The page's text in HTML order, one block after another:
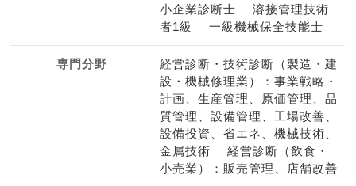
小企業診断士 溶接管理技術
者1級 一級機械保全技能士
専門分野
経営診断・技術診断（製造・建
設・機械修理業）：事業戦略・
計画、生産管理、原価管理、品
質管理、設備管理、工場改善、
設備投資、省エネ、機械技術、
金属技術 経営診断（飲食・
小売業）：販売管理、店舗改善